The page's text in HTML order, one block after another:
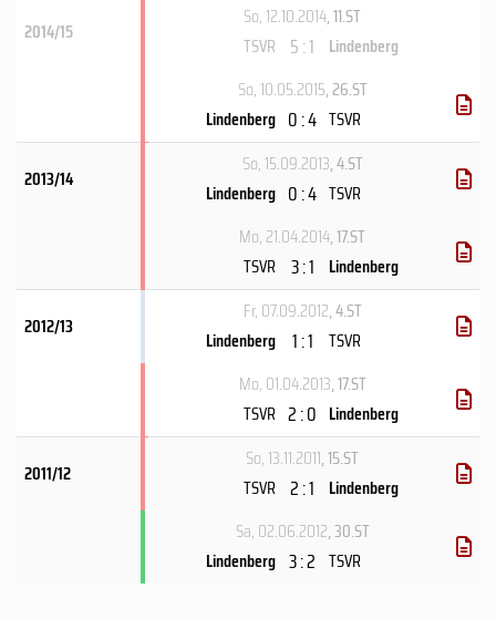
2014/15
So, 12.10.2014, 11.ST
TSVR 5 : 1 Lindenberg
So, 10.05.2015, 26.ST
Lindenberg 0 : 4 TSVR
2013/14
So, 15.09.2013, 4.ST
Lindenberg 0 : 4 TSVR
Mo, 21.04.2014, 17.ST
TSVR 3 : 1 Lindenberg
2012/13
Fr, 07.09.2012, 4.ST
Lindenberg 1 : 1 TSVR
Mo, 01.04.2013, 17.ST
TSVR 2 : 0 Lindenberg
2011/12
So, 13.11.2011, 15.ST
TSVR 2 : 1 Lindenberg
Sa, 02.06.2012, 30.ST
Lindenberg 3 : 2 TSVR